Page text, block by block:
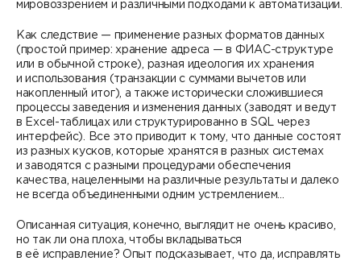
мировоззрением и различными подходами к автоматизации.
Как следствие — применение разных форматов данных
(простой пример: хранение адреса — в ФИАС-структуре
или в обычной строке), разная идеология их хранения
и использования (транзакции с суммами вычетов или
накопленный итог), а также исторически сложившиеся
процессы заведения и изменения данных (заводят и ведут
в Excel-таблицах или структурированно в SQL через
интерфейс). Все это приводит к тому, что данные состоят
из разных кусков, которые хранятся в разных системах
и заводятся с разными процедурами обеспечения
качества, нацеленными на различные результаты и далеко
не всегда объединенными одним устремлением…
Описанная ситуация, конечно, выглядит не очень красиво,
но так ли она плоха, чтобы вкладываться
в её исправление? Опыт подсказывает, что да, исправлять